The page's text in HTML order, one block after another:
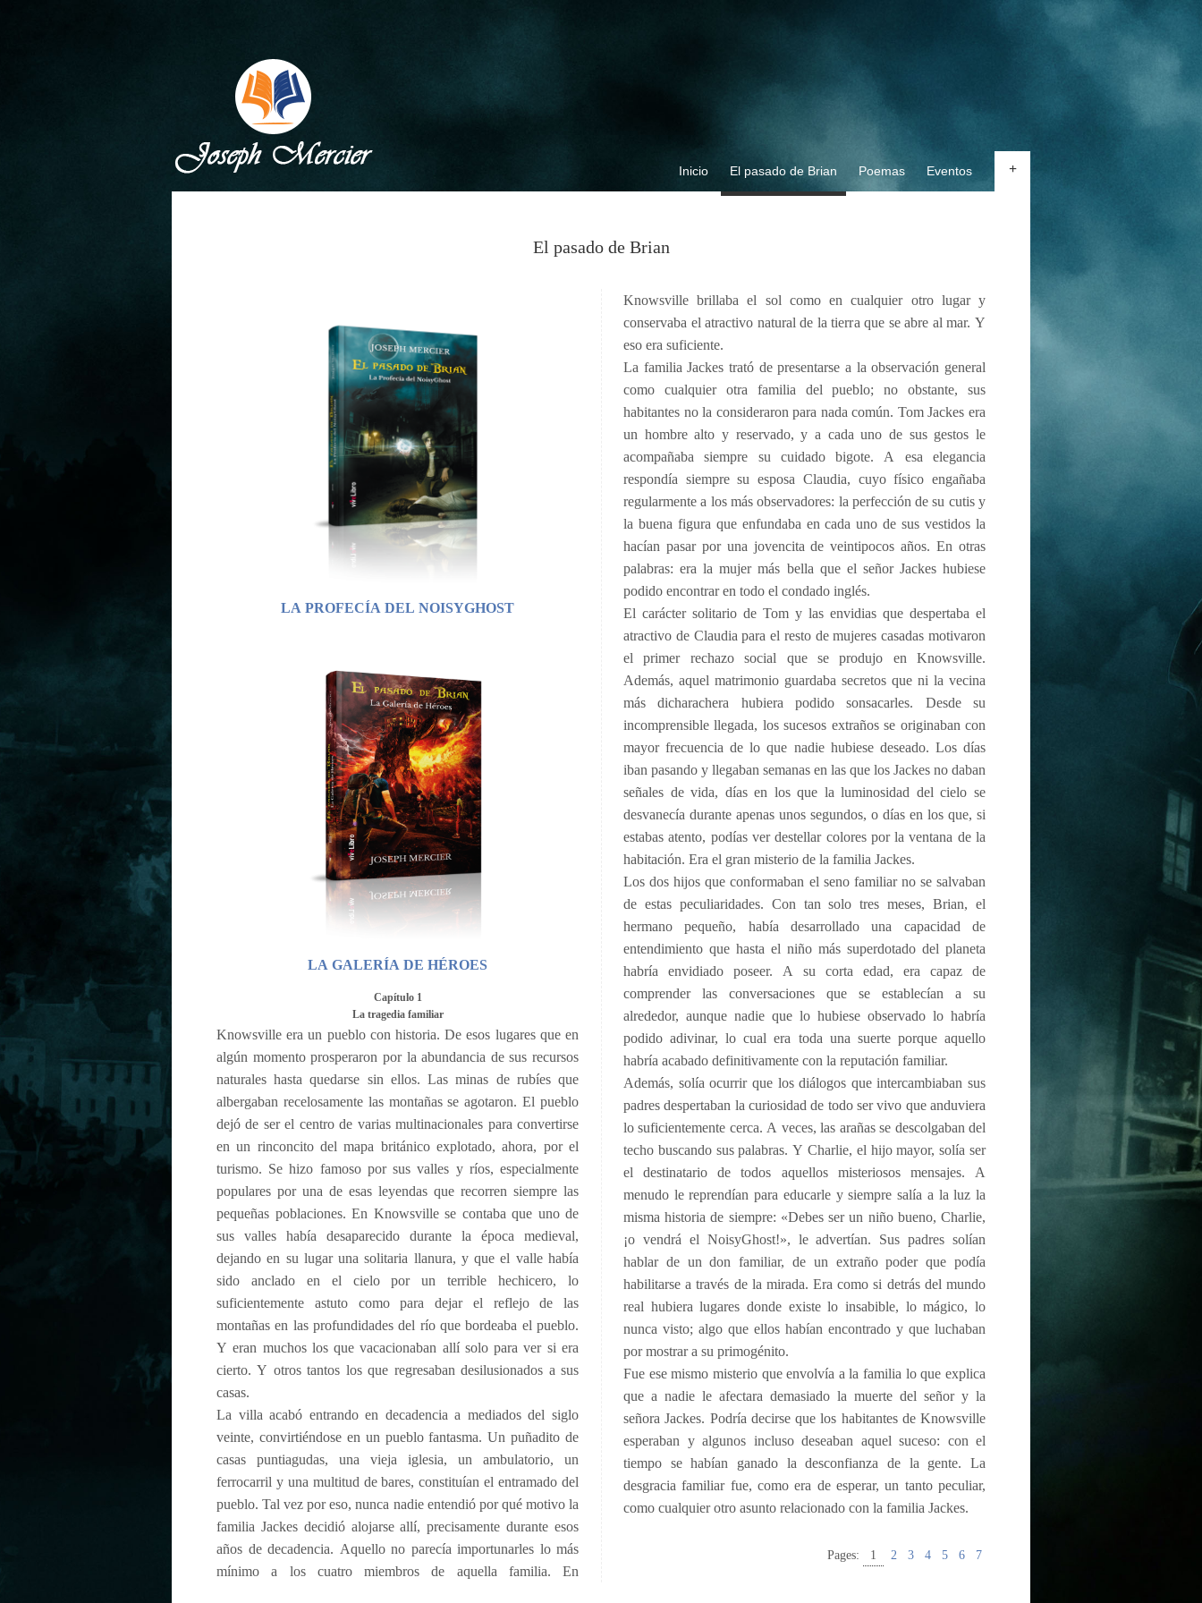
Inicio El pasado de Brian Poemas Eventos +
El pasado de Brian
LA PROFECÍA DEL NOISYGHOST
LA GALERÍA DE HÉROES
Capítulo 1
La tragedia familiar
Knowsville era un pueblo con historia. De esos lugares que en
algún momento prosperaron por la abundancia de sus recursos
naturales hasta quedarse sin ellos. Las minas de rubíes que
albergaban recelosamente las montañas se agotaron. El pueblo
dejó de ser el centro de varias multinacionales para convertirse
en un rinconcito del mapa británico explotado, ahora, por el
turismo. Se hizo famoso por sus valles y ríos, especialmente
populares por una de esas leyendas que recorren siempre las
pequeñas poblaciones. En Knowsville se contaba que uno de
sus valles había desaparecido durante la época medieval,
dejando en su lugar una solitaria llanura, y que el valle había
sido anclado en el cielo por un terrible hechicero, lo
suficientemente astuto como para dejar el reflejo de las
montañas en las profundidades del río que bordeaba el pueblo.
Y eran muchos los que vacacionaban allí solo para ver si era
cierto. Y otros tantos los que regresaban desilusionados a sus
casas.
La villa acabó entrando en decadencia a mediados del siglo
veinte, convirtiéndose en un pueblo fantasma. Un puñadito de
casas puntiagudas, una vieja iglesia, un ambulatorio, un
ferrocarril y una multitud de bares, constituían el entramado del
pueblo. Tal vez por eso, nunca nadie entendió por qué motivo la
familia Jackes decidió alojarse allí, precisamente durante esos
años de decadencia. Aquello no parecía importunarles lo más
mínimo a los cuatro miembros de aquella familia. En
Knowsville brillaba el sol como en cualquier otro lugar y
conservaba el atractivo natural de la tierra que se abre al mar. Y
eso era suficiente.
La familia Jackes trató de presentarse a la observación general
como cualquier otra familia del pueblo; no obstante, sus
habitantes no la consideraron para nada común. Tom Jackes era
un hombre alto y reservado, y a cada uno de sus gestos le
acompañaba siempre su cuidado bigote. A esa elegancia
respondía siempre su esposa Claudia, cuyo físico engañaba
regularmente a los más observadores: la perfección de su cutis y
la buena figura que enfundaba en cada uno de sus vestidos la
hacían pasar por una jovencita de veintipocos años. En otras
palabras: era la mujer más bella que el señor Jackes hubiese
podido encontrar en todo el condado inglés.
El carácter solitario de Tom y las envidias que despertaba el
atractivo de Claudia para el resto de mujeres casadas motivaron
el primer rechazo social que se produjo en Knowsville.
Además, aquel matrimonio guardaba secretos que ni la vecina
más dicharachera hubiera podido sonsacarles. Desde su
incomprensible llegada, los sucesos extraños se originaban con
mayor frecuencia de lo que nadie hubiese deseado. Los días
iban pasando y llegaban semanas en las que los Jackes no daban
señales de vida, días en los que la luminosidad del cielo se
desvanecía durante apenas unos segundos, o días en los que, si
estabas atento, podías ver destellar colores por la ventana de la
habitación. Era el gran misterio de la familia Jackes.
Los dos hijos que conformaban el seno familiar no se salvaban
de estas peculiaridades. Con tan solo tres meses, Brian, el
hermano pequeño, había desarrollado una capacidad de
entendimiento que hasta el niño más superdotado del planeta
habría envidiado poseer. A su corta edad, era capaz de
comprender las conversaciones que se establecían a su
alrededor, aunque nadie que lo hubiese observado lo habría
podido adivinar, lo cual era toda una suerte porque aquello
habría acabado definitivamente con la reputación familiar.
Además, solía ocurrir que los diálogos que intercambiaban sus
padres despertaban la curiosidad de todo ser vivo que anduviera
lo suficientemente cerca. A veces, las arañas se descolgaban del
techo buscando sus palabras. Y Charlie, el hijo mayor, solía ser
el destinatario de todos aquellos misteriosos mensajes. A
menudo le reprendían para educarle y siempre salía a la luz la
misma historia de siempre: «Debes ser un niño bueno, Charlie,
¡o vendrá el NoisyGhost!», le advertían. Sus padres solían
hablar de un don familiar, de un extraño poder que podía
habilitarse a través de la mirada. Era como si detrás del mundo
real hubiera lugares donde existe lo insabible, lo mágico, lo
nunca visto; algo que ellos habían encontrado y que luchaban
por mostrar a su primogénito.
Fue ese mismo misterio que envolvía a la familia lo que explica
que a nadie le afectara demasiado la muerte del señor y la
señora Jackes. Podría decirse que los habitantes de Knowsville
esperaban y algunos incluso deseaban aquel suceso: con el
tiempo se habían ganado la desconfianza de la gente. La
desgracia familiar fue, como era de esperar, un tanto peculiar,
como cualquier otro asunto relacionado con la familia Jackes.
Pages: 1 2 3 4 5 6 7